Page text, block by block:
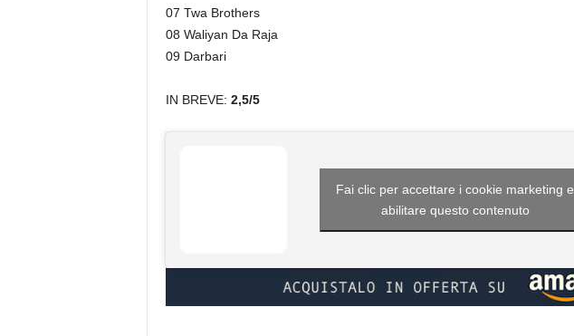
07 Twa Brothers
08 Waliyan Da Raja
09 Darbari
IN BREVE: 2,5/5
Fai clic per accettare i cookie marketing e
abilitare questo contenuto